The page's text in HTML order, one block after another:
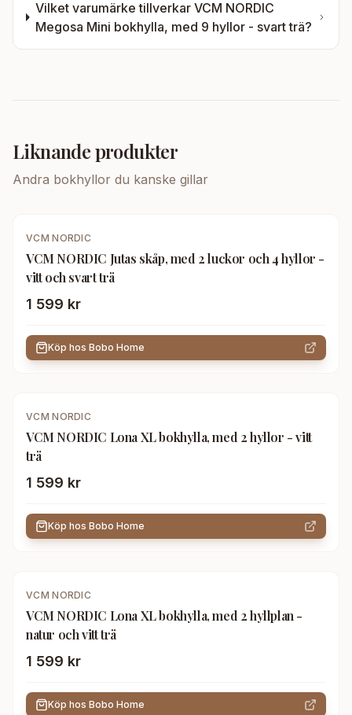
Vilket varumärke tillverkarVCM NORDIC
Megosa Mini bokhylla, med 9 hyllor - svart trä?
Liknande produkter
Andra bokhyllor du kanske gillar
VCM NORDIC
VCM NORDIC Jutas skåp, med 2 luckor och 4 hyllor -
vitt och svart trä
1 599 kr
Köp hos Bobo Home
VCM NORDIC
VCM NORDIC Lona XL bokhylla, med 2 hyllor - vitt
trä
1 599 kr
Köp hos Bobo Home
VCM NORDIC
VCM NORDIC Lona XL bokhylla, med 2 hyllplan -
natur och vitt trä
1 599 kr
Köp hos Bobo Home